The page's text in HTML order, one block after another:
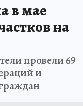
в мае
на
провели 69
и